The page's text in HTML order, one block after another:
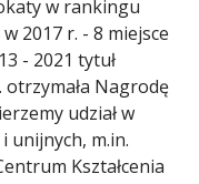
w rankingu
2017 r. - 8 miejsce
- 2021 tytuł
otrzymała Nagrodę
udział w
unijnych, m.in.
Kształcenia